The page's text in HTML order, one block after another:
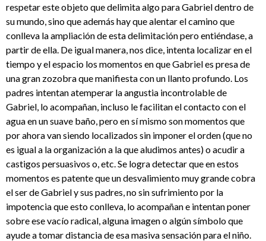
respetar este objeto que delimita algo para Gabriel dentro de
su mundo, sino que además hay que alentar el camino que
conlleva la ampliación de esta delimitación pero entiéndase, a
partir de ella. De igual manera, nos dice, intenta localizar en el
tiempo y el espacio los momentos en que Gabriel es presa de
una gran zozobra que manifiesta con un llanto profundo. Los
padres intentan atemperar la angustia incontrolable de
Gabriel, lo acompañan, incluso le facilitan el contacto con el
agua en un suave baño, pero en sí mismo son momentos que
por ahora van siendo localizados sin imponer el orden (que no
es igual a la organización a la que aludimos antes) o acudir a
castigos persuasivos o, etc. Se logra detectar que en estos
momentos es patente que un desvalimiento muy grande cobra
el ser de Gabriel y sus padres, no sin sufrimiento por la
impotencia que esto conlleva, lo acompañan e intentan poner
sobre ese vacío radical, alguna imagen o algún símbolo que
ayude a tomar distancia de esa masiva sensación para el niño.